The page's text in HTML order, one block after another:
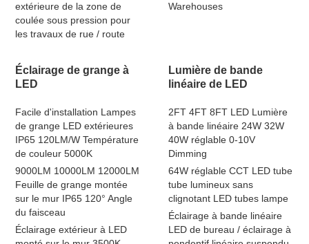
extérieure de la zone de
coulée sous pression pour
les travaux de rue / route
Warehouses
Éclairage de grange à
LED
Facile d'installation Lampes
de grange LED extérieures
IP65 120LM/W Température
de couleur 5000K
9000LM 10000LM 12000LM
Feuille de grange montée
sur le mur IP65 120° Angle
du faisceau
Éclairage extérieur à LED
Lumière de bande
linéaire de LED
2FT 4FT 8FT LED Lumière
à bande linéaire 24W 32W
40W réglable 0-10V
Dimming
64W réglable CCT LED tube
tube lumineux sans
clignotant LED tubes lampe
Éclairage à bande linéaire
LED de bureau / éclairage à